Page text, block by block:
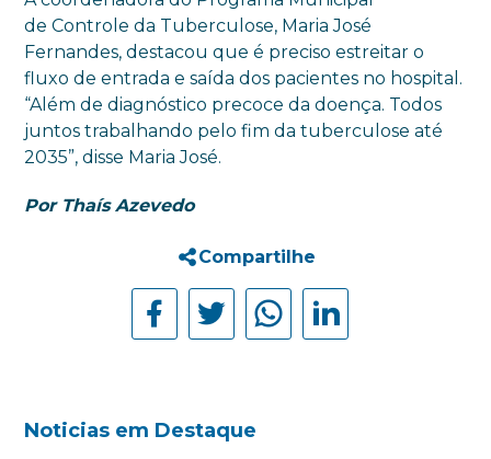
de Controle da Tuberculose, Maria José
Fernandes, destacou que é preciso estreitar o
fluxo de entrada e saída dos pacientes no hospital.
“Além de diagnóstico precoce da doença. Todos
juntos trabalhando pelo fim da tuberculose até
2035”, disse Maria José.
Por Thaís Azevedo
Compartilhe
Noticias em Destaque